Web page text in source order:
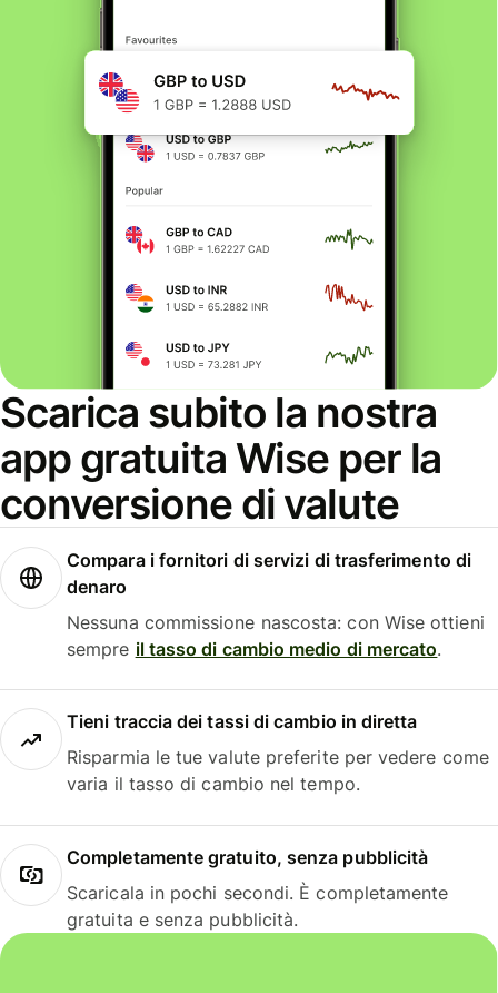
Scarica subito la nostra
app gratuita Wise per la
conversione di valute
Compara i fornitori di servizi di trasferimento di
denaro
Nessuna commissione nascosta: con Wise ottieni
sempre il tasso di cambio medio di mercato.
Tieni traccia dei tassi di cambio in diretta
Risparmia le tue valute preferite per vedere come
varia il tasso di cambio nel tempo.
Completamente gratuito, senza pubblicità
Scaricala in pochi secondi. È completamente
gratuita e senza pubblicità.